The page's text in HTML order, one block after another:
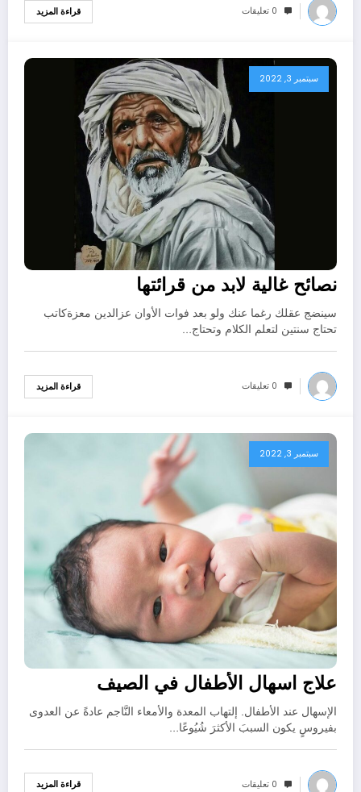
0 تعليقات قراءة المزيد
سبتمبر 3, 2022
نصائح غالية لابد من قرائتها
سينضج عقلك رغما عنك ولو بعد فوات الأوان عزالدين معزةكاتب
تحتاج سنتين لتعلم الكلام وتحتاج…
0 تعليقات قراءة المزيد
سبتمبر 3, 2022
علاج اسهال الأطفال في الصيف
الإسهال عند الأطفال. إلتهاب المعدة والأمعاء النَّاجم عادةً عن العدوى
بفيروسٍ يكون السببَ الأكثرَ شُيُوعًا…
0 تعليقات قراءة المزيد